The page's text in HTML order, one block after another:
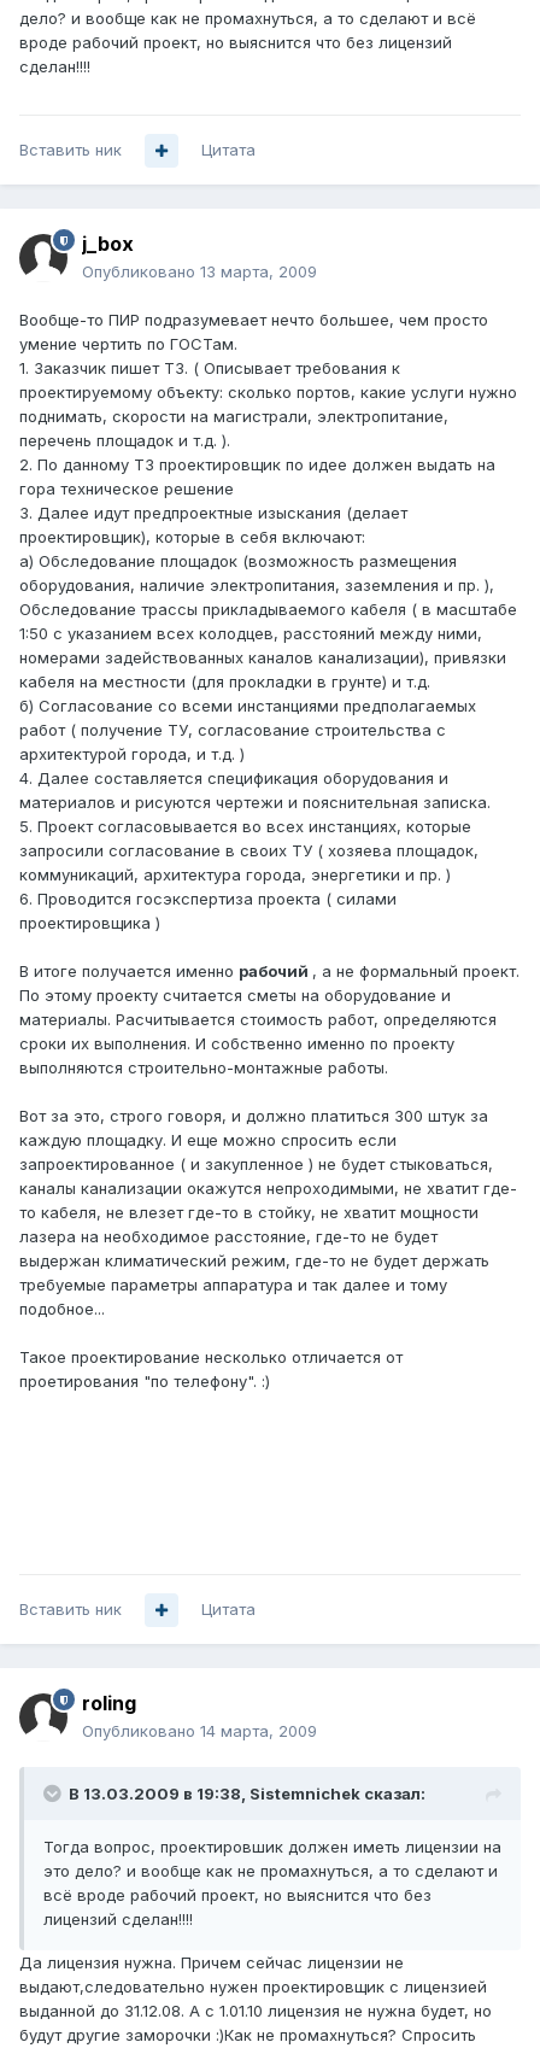
дело? и вообще как не промахнуться, а то сделают и всё
вроде рабочий проект, но выяснится что без лицензий
сделан!!!!
Вставить ник Цитата
j_box
Опубликовано 13 марта, 2009
Вообще-то ПИР подразумевает нечто большее, чем просто
умение чертить по ГОСТам.
1. Заказчик пишет ТЗ. ( Описывает требования к
проектируемому объекту: сколько портов, какие услуги нужно
поднимать, скорости на магистрали, электропитание,
перечень площадок и т.д. ).
2. По данному ТЗ проектировщик по идее должен выдать на
гора техническое решение
3. Далее идут предпроектные изыскания (делает
проектировщик), которые в себя включают:
а) Обследование площадок (возможность размещения
оборудования, наличие электропитания, заземления и пр. ),
Обследование трассы прикладываемого кабеля ( в масштабе
1:50 с указанием всех колодцев, расстояний между ними,
номерами задействованных каналов канализации), привязки
кабеля на местности (для прокладки в грунте) и т.д.
б) Согласование со всеми инстанциями предполагаемых
работ ( получение ТУ, согласование строительства с
архитектурой города, и т.д. )
4. Далее составляется спецификация оборудования и
материалов и рисуются чертежи и пояснительная записка.
5. Проект согласовывается во всех инстанциях, которые
запросили согласование в своих ТУ ( хозяева площадок,
коммуникаций, архитектура города, энергетики и пр. )
6. Проводится госэкспертиза проекта ( силами
проектировщика )
В итоге получается именно рабочий , а не формальный проект.
По этому проекту считается сметы на оборудование и
материалы. Расчитывается стоимость работ, определяются
сроки их выполнения. И собственно именно по проекту
выполняются строительно-монтажные работы.
Вот за это, строго говоря, и должно платиться 300 штук за
каждую площадку. И еще можно спросить если
запроектированное ( и закупленное ) не будет стыковаться,
каналы канализации окажутся непроходимыми, не хватит где-
то кабеля, не влезет где-то в стойку, не хватит мощности
лазера на необходимое расстояние, где-то не будет
выдержан климатический режим, где-то не будет держать
требуемые параметры аппаратура и так далее и тому
подобное...
Такое проектирование несколько отличается от
проетирования "по телефону". :)
Вставить ник Цитата
roling
Опубликовано 14 марта, 2009
В 13.03.2009 в 19:38, Sistemnichek сказал:
Тогда вопрос, проектировшик должен иметь лицензии на
это дело? и вообще как не промахнуться, а то сделают и
всё вроде рабочий проект, но выяснится что без
лицензий сделан!!!!
Да лицензия нужна. Причем сейчас лицензии не
выдают,следовательно нужен проектировщик с лицензией
выданной до 31.12.08. А с 1.01.10 лицензия не нужна будет, но
будут другие заморочки :)Как не промахнуться? Спросить